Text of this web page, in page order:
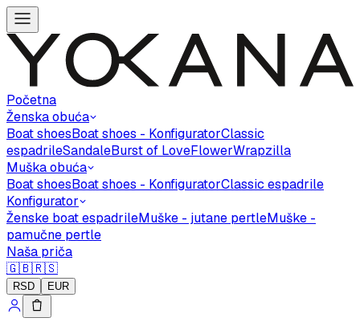
Početna
Ženska obuća
Boat shoesBoat shoes - KonfiguratorClassic
espadrileSandaleBurst of LoveFlowerWrapzilla
Muška obuća
Boat shoesBoat shoes - KonfiguratorClassic espadrile
Konfigurator
Ženske boat espadrileMuške - jutane pertleMuške -
pamučne pertle
Naša priča
🇬🇧🇷🇸
RSD EUR